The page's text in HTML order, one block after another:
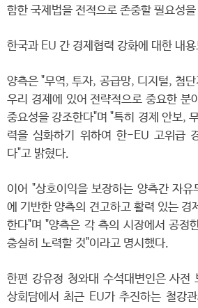
함한 국제법을 전적으로 존중할 필요성
한국과 EU 간 경제협력 강화에 대한 내
양측은 "무역, 투자, 공급망, 디지털, 첨
우리 경제에 있어 전략적으로 중요한 분
중요성을 강조한다"며 "특히 경제 안보,
력을 심화하기 위하여 한-EU 고위급
다"고 밝혔다.
이어 "상호이익을 보장하는 양측간 자유
에 기반한 양측의 견고하고 활력 있는 경
한다"며 "양측은 각 측의 시장에서 공정
충실히 노력할 것"이라고 명시했다.
한편 강유정 청와대 수석대변인은 사전
상회담에서 최근 EU가 추진하는 철강